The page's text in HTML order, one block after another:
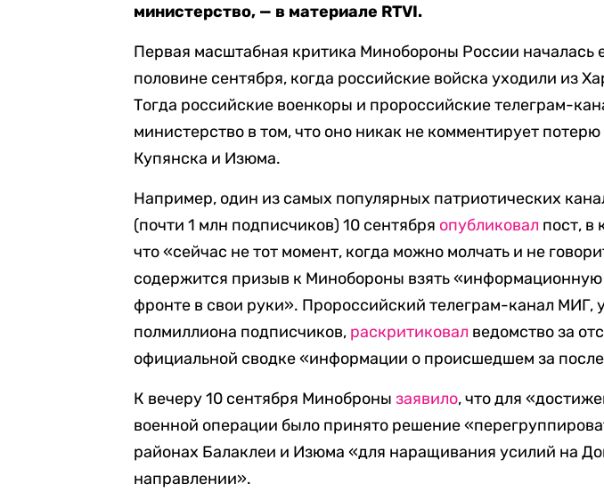
министерство, — в материале RTVI.
Первая масштабная критика Минобороны России началась
половине сентября, когда российские войска уходили из
Тогда российские военкоры и пророссийские телеграм-
министерство в том, что оно никак не комментирует
Купянска и Изюма.
Например, один из самых популярных патриотических
(почти 1 млн подписчиков) 10 сентября опубликовал пост, в
что «сейчас не тот момент, когда можно молчать и не
содержится призыв к Минобороны взять «информационную
фронте в свои руки». Пророссийский телеграм-канал МИГ,
полмиллиона подписчиков, раскритиковал ведомство за
официальной сводке «информации о происшедшем за
К вечеру 10 сентября Миноброны заявило, что для
военной операции было принято решение
районах Балаклеи и Изюма «для наращивания усилий на
направлении».